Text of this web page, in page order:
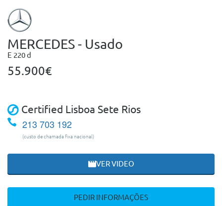
MERCEDES - Usado
E 220 d
55.900€
Certified Lisboa Sete Rios
213 703 192
(custo de chamada fixa nacional)
VER VIDEO
PEDIR INFORMAÇÕES